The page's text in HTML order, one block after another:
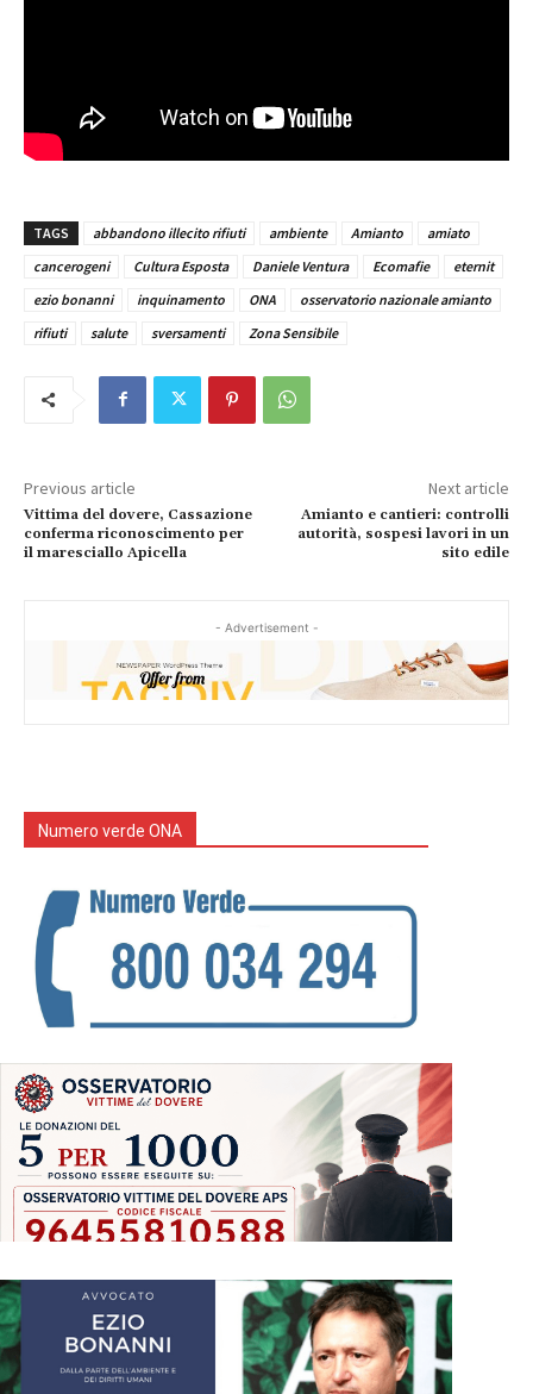
TAGS abbandono illecito rifiuti ambiente Amianto
amiato
cancerogeni
Cultura Esposta Daniele Ventura Ecomafie
eternit
ezio bonanni
inquinamento ONA
osservatorio nazionale amianto
rifiuti
salute sversamenti Zona Sensibile
Previous article
Vittima del dovere, Cassazione
conferma riconoscimento per
il maresciallo Apicella
Next article
Amianto e cantieri: controlli
autorità, sospesi lavori in un
sito edile
- Advertisement -
Numero verde ONA